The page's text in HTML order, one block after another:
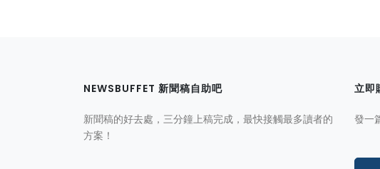
NEWSBUFFET 新聞稿自助吧
新聞稿的好去處，三分鐘上稿完成，最快接觸最多讀者的
方案！
立即
發一